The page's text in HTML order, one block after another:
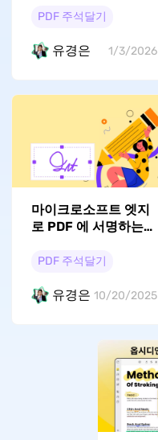
PDF 주석달기
유경은 1/3/2026
마이크로소프트 엣지
로 PDF 에 서명하는
PDF 주석달기
유경은 10/20/2025